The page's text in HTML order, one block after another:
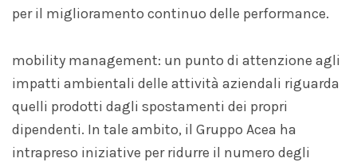
per il miglioramento continuo delle performance.
mobility management: un punto di attenzione agli
impatti ambientali delle attività aziendali riguarda
quelli prodotti dagli spostamenti dei propri
dipendenti. In tale ambito, il Gruppo Acea ha
intrapreso iniziative per ridurre il numero degli